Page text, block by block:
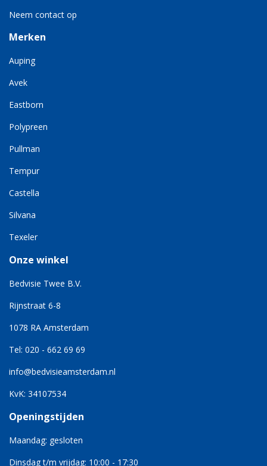
Neem contact op
Merken
Auping
Avek
Eastborn
Polypreen
Pullman
Tempur
Castella
Silvana
Texeler
Onze winkel
Bedvisie Twee B.V.
Rijnstraat 6-8
1078 RA Amsterdam
Tel: 020 - 662 69 69
info@bedvisieamsterdam.nl
KvK: 34107534
Openingstijden
Maandag: gesloten
Dinsdag t/m vrijdag: 10:00 - 17:30